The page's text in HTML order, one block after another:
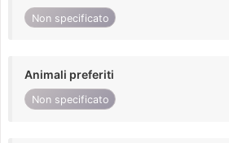
Non specificato
Animali preferiti
Non specificato